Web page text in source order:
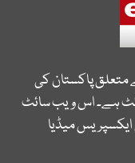
متعلق پاکستان کی
ہے۔ اس ویب سائٹ
میڈیا